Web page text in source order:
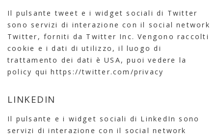
Il pulsante tweet e i widget sociali di Twitter
sono servizi di interazione con il social network
Twitter, forniti da Twitter Inc. Vengono raccolti
cookie e i dati di utilizzo, il luogo di
trattamento dei dati è USA, puoi vedere la
policy quihttps://twitter.com/privacy
LINKEDIN
Il pulsante e i widget sociali di LinkedIn sono
servizi di interazione con il social network